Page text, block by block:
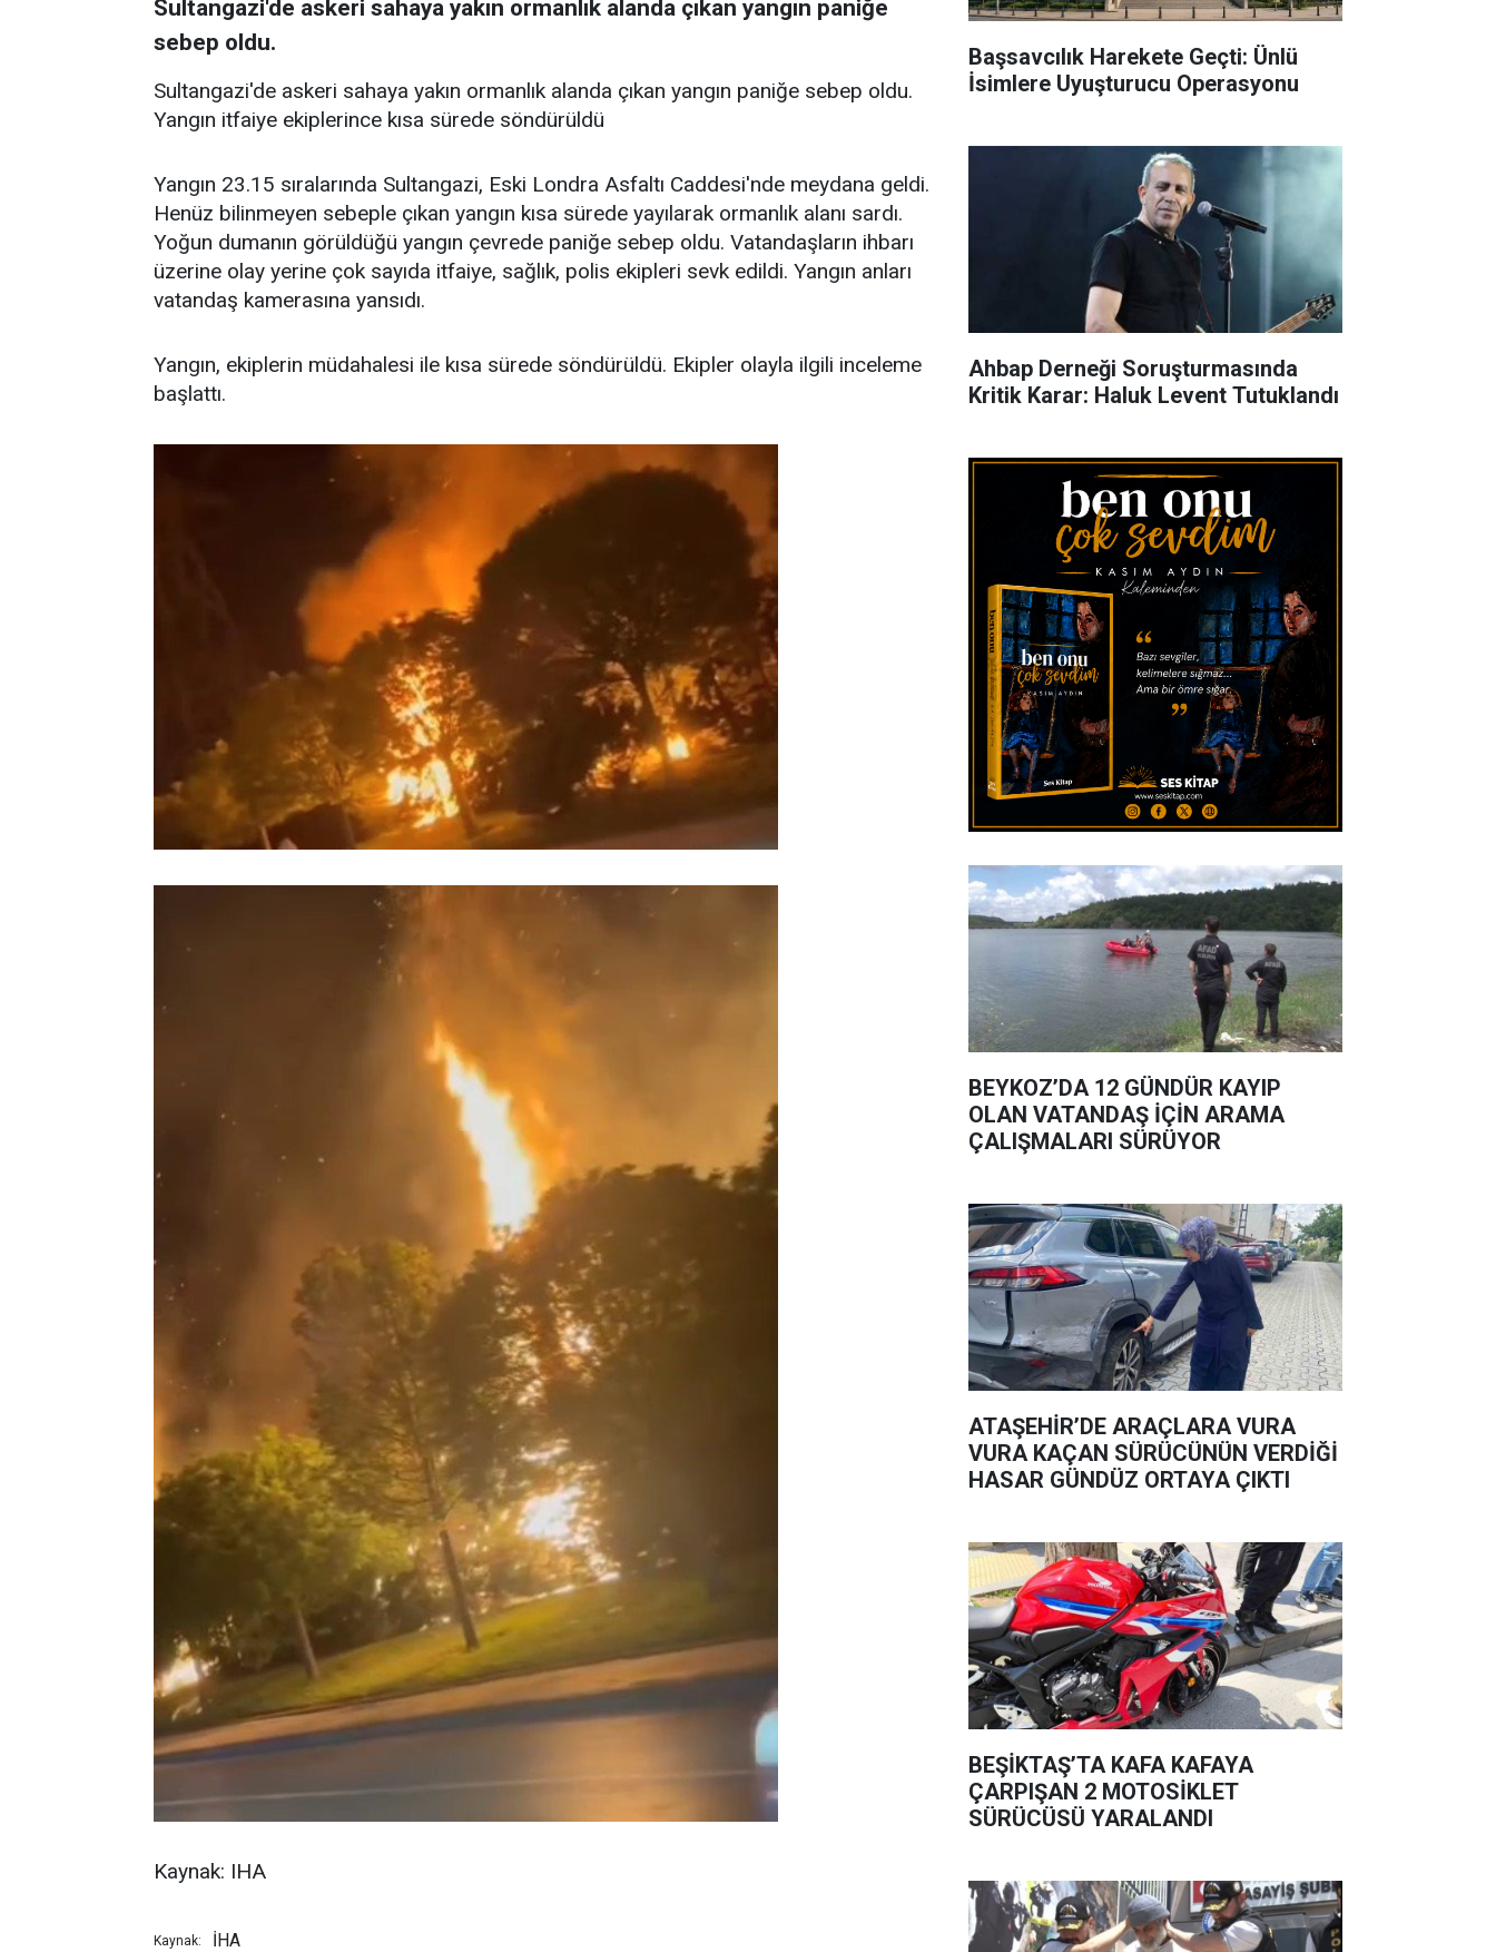
Sultangazi'de askeri sahaya yakın ormanlık alanda çıkan yangın paniğe
sebep oldu.
Sultangazi'de askeri sahaya yakın ormanlık alanda çıkan yangın paniğe sebep oldu.
Yangın itfaiye ekiplerince kısa sürede söndürüldü
Yangın 23.15 sıralarında Sultangazi, Eski Londra Asfaltı Caddesi'nde meydana geldi.
Henüz bilinmeyen sebeple çıkan yangın kısa sürede yayılarak ormanlık alanı sardı.
Yoğun dumanın görüldüğü yangın çevrede paniğe sebep oldu. Vatandaşların ihbarı
üzerine olay yerine çok sayıda itfaiye, sağlık, polis ekipleri sevk edildi. Yangın anları
vatandaş kamerasına yansıdı.
Yangın, ekiplerin müdahalesi ile kısa sürede söndürüldü. Ekipler olayla ilgili inceleme
başlattı.
Kaynak: IHA
Kaynak: İHA
Başsavcılık Harekete Geçti: Ünlü
İsimlere Uyuşturucu Operasyonu
Ahbap Derneği Soruşturmasında
Kritik Karar: Haluk Levent Tutuklandı
BEYKOZ’DA 12 GÜNDÜR KAYIP
OLAN VATANDAŞ İÇİN ARAMA
ÇALIŞMALARI SÜRÜYOR
ATAŞEHİR’DE ARAÇLARA VURA
VURA KAÇAN SÜRÜCÜNÜN VERDİĞİ
HASAR GÜNDÜZ ORTAYA ÇIKTI
BEŞİKTAŞ’TA KAFA KAFAYA
ÇARPIŞAN 2 MOTOSİKLET
SÜRÜCÜSÜ YARALANDI